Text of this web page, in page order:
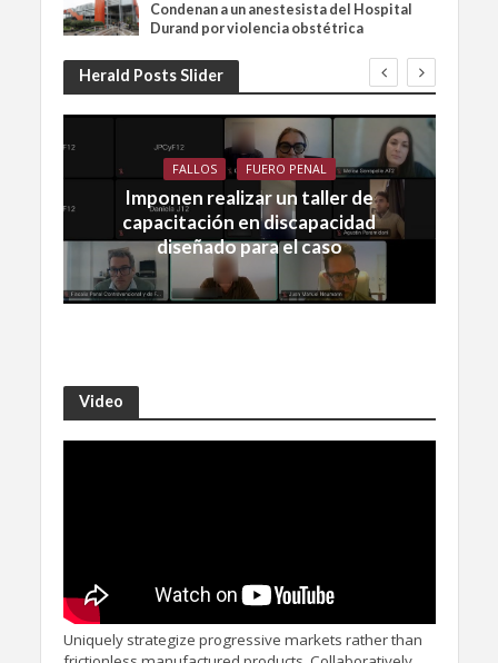
Condenan a un anestesista del Hospital
Durand por violencia obstétrica
Herald Posts Slider
FALLOS FUERO PENAL
Imponen realizar un taller de
capacitación en discapacidad
diseñado para el caso
Video
Uniquely strategize progressive markets rather than